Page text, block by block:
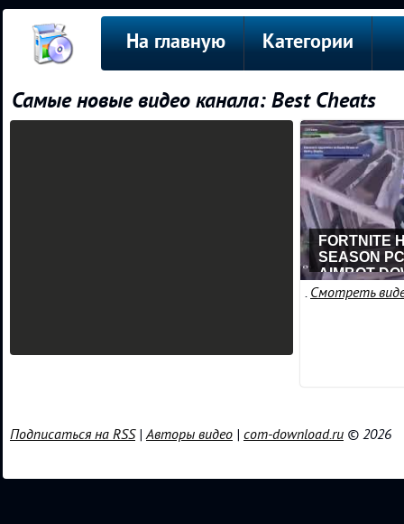
На главную Категории
Самые новые видео канала: Best Cheats
FORTNITE
SEASON
AIMBOT
. Смотреть
Подписаться на RSS|Авторы видео | com-download.ru © 2026